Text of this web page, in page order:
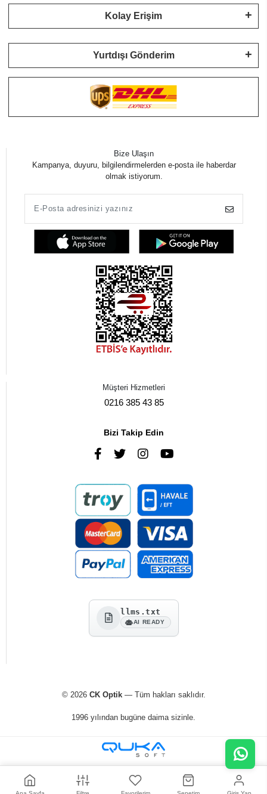
Kolay Erişim
Yurtdışı Gönderim
Bize Ulaşın
Kampanya, duyuru, bilgilendirmelerden e-posta ile haberdar
olmak istiyorum.
Müşteri Hizmetleri
0216 385 43 85
Bizi Takip Edin
llms.txt
AI READY
© 2026 CK Optik— Tüm hakları saklıdır.
1996 yılından bugüne daima sizinle.